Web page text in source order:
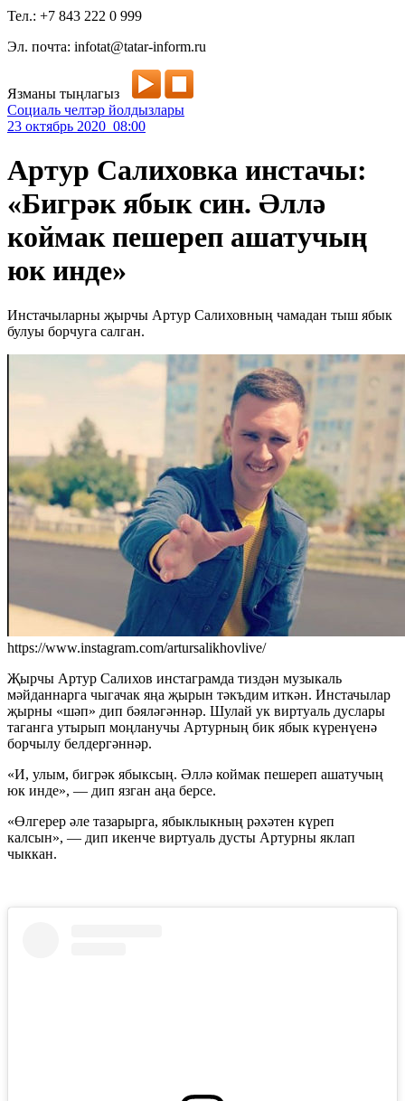
Тел.: +7 843 222 0 999
Эл. почта: infotat@tatar-inform.ru
Язманы тыңлагыз
Социаль челтәр йолдызлары
23 октябрь 2020 08:00
Артур Салиховка инстачы:
«Бигрәк ябык син. Әллә
коймак пешереп ашатучың
юк инде»
Инстачыларны җырчы Артур Салиховның чамадан тыш ябык
булуы борчуга салган.
https://www.instagram.com/artursalikhovlive/
Җырчы Артур Салихов инстаграмда тиздән музыкаль
мәйданнарга чыгачак яңа җырын тәкъдим иткән. Инстачылар
җырны «шәп» дип бәяләгәннәр. Шулай ук виртуаль дуслары
таганга утырып моңланучы Артурның бик ябык күренүенә
борчылу белдергәннәр.
«И, улым, бигрәк ябыксың. Әллә коймак пешереп ашатучың
юк инде», — дип язган аңа берсе.
«Өлгерер әле тазарырга, ябыклыкның рәхәтен күреп
калсын», — дип икенче виртуаль дусты Артурны яклап
чыккан.